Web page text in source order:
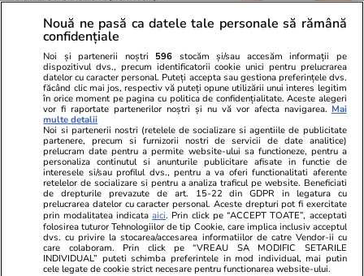
Transalpina au fost găsiți.
Izabela și Vlad erau în drumeție
cu cortul
14:00
De ce socialismul și comunismul
sucesc mințile oamenilor?
Nouă ne pasă ca datele tale personale să rămână
confidențiale
Noi și partenerii noștri 596 stocăm și/sau accesăm informații pe
dispozitivul dvs., precum identificatorii cookie unici pentru prelucrarea
datelor cu caracter personal. Puteți accepta sau gestiona preferințele dvs.
făcând clic mai jos, respectiv vă puteți opune utilizării unui interes legitim
în orice moment pe pagina cu politica de confidențialitate. Aceste alegeri
vor fi raportate partenerilor noștri și nu vă vor afecta navigarea. Mai
multe detalii
Noi si partenerii nostri (retelele de socializare si agentiile de publicitate
partenere, precum si furnizorii nostri de servicii de date analitice)
prelucram date pentru a permite website-ului sa functioneze, pentru a
personaliza continutul si anunturile publicitare afisate in functie de
interesele si/sau profilul dvs., pentru a va oferi functionalitati aferente
retelelor de socializare si pentru a analiza traficul pe website. Beneficiati
de drepturile prevazute de art. 15-22 din GDPR in legatura cu
prelucrarea datelor cu caracter personal. Aceste drepturi pot fi exercitate
prin modalitatea indicataaici. Prin click pe “ACCEPT TOATE”, acceptati
folosirea tuturor Tehnologiilor de tip Cookie, care implica inclusiv acceptul
dvs. cu privire la stocarea/accesarea informatiilor de catre Vendor-ii cu
care colaboram. Prin click pe “VREAU SA MODIFIC SETARILE
INDIVIDUAL” puteti schimba preferintele in mod individual, mai putin
cele legate de cookie strict necesare pentru functionarea website-ului.